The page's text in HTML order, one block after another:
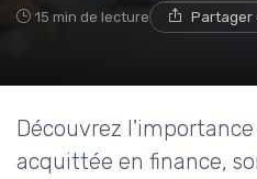
15 min de lecture Partager
Découvrez
acquittée en finance,